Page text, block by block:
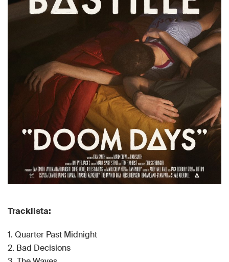
Tracklista:
1. Quarter Past Midnight
2. Bad Decisions